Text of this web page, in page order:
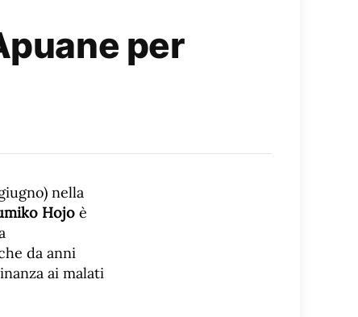
per
nella
Hojo è
da anni
ai malati